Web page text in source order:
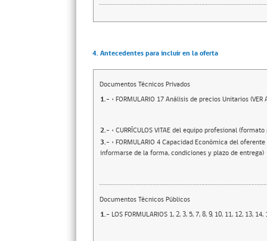
4. Antecedentes para incluir en la oferta
Documentos Técnicos Privados
1.- • FORMULARIO 17 Análisis de precios Unitarios
2.- • CURRÍCULOS VITAE del equipo profesional
3.- • FORMULARIO 4 Capacidad Económica del oferente
informarse de la forma, condiciones y plazo de entrega)
Documentos Técnicos Públicos
1.- LOS FORMULARIOS 1, 2, 3, 5, 7, 8, 9, 10, 11, 12, 13,